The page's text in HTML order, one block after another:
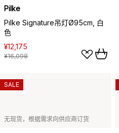
Pilke
Pilke Signature吊灯Ø95cm, 白
色
¥12,175
¥16,098
无现货，根据需求向供应商订货
SALE